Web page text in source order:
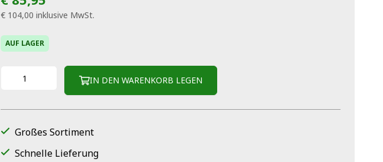
€ 104,00 inklusive MwSt.
AUF LAGER
IN DEN WARENKORB LEGEN
Großes Sortiment
Schnelle Lieferung